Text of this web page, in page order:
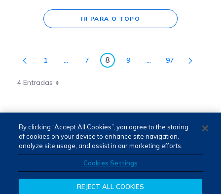
IR PARA O TOPO
4 Entradas
Página
1 ...Páginas intermediárias Usar ABA para navegar.
Página
7 Página
8 Página
9 ...PáginasPágina
97
By clicking “Accept All Cookies”, you agree to the storing
of cookies on your device to enhance site navigation,
analyze site usage, and assist in our marketing efforts.
Cookies Settings
REJECT ALL COOKIES